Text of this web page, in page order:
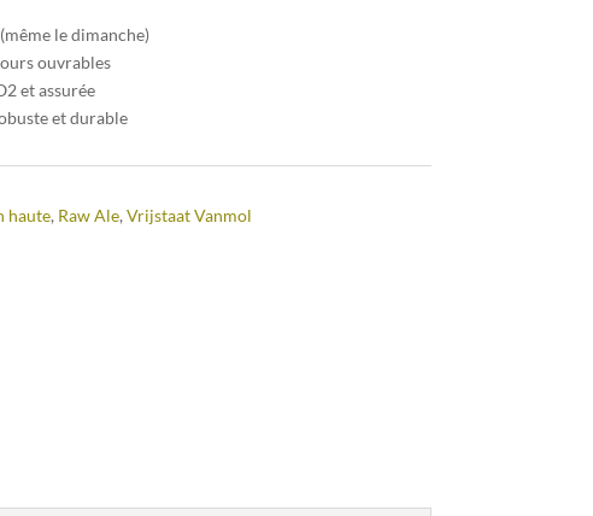
le dimanche)
ouvrables
et assurée
et durable
haute, Raw Ale, Vrijstaat Vanmol